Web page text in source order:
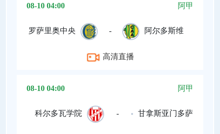
08-10 04:00 阿甲
罗萨里奥中央 - 阿尔多斯维
高清直播
08-10 04:00 阿甲
科尔多瓦学院 - 甘拿斯亚门多萨